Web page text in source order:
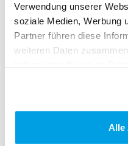
Verwendung unserer
soziale Medien, Werbung
Partner führen diese
weiteren Daten
Alle